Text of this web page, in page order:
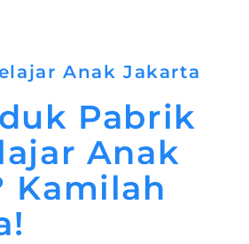
Anak Jakarta
Pabrik
Anak
Kamilah